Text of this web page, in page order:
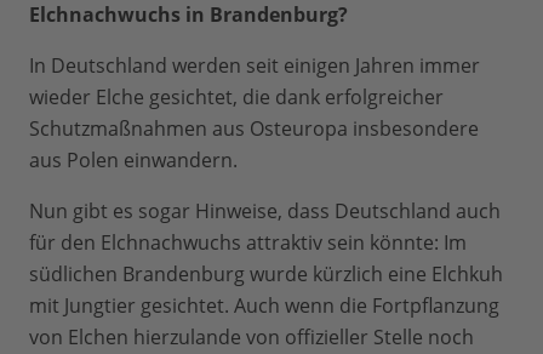
Elchnachwuchs in Brandenburg?
In Deutschland werden seit einigen Jahren immer
wieder Elche gesichtet, die dank erfolgreicher
Schutzmaßnahmen aus Osteuropa insbesondere
aus Polen einwandern.
Nun gibt es sogar Hinweise, dass Deutschland auch
für den Elchnachwuchs attraktiv sein könnte: Im
südlichen Brandenburg wurde kürzlich eine Elchkuh
mit Jungtier gesichtet. Auch wenn die Fortpflanzung
von Elchen hierzulande von offizieller Stelle noch